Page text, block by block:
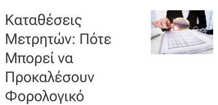
Καταθέσεις
Μετρητών: Πότε
Μπορεί να
Προκαλέσουν
Φορολογικό